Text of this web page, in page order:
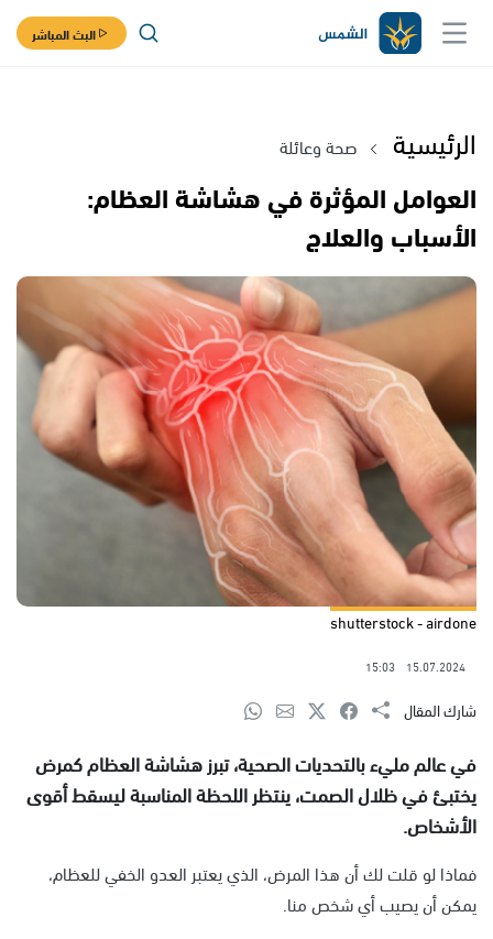
البث المباشر
الرئيسية صحة وعائلة
العوامل المؤثرة في هشاشة العظام:
الأسباب والعلاج
shutterstock - airdone
15.07.2024
15:03
شارك المقال
في عالم مليء بالتحديات الصحية، تبرز هشاشة العظام كمرض
يختبئ في ظلال الصمت، ينتظر اللحظة المناسبة ليسقط أقوى
الأشخاص.
فماذا لو قلت لك أن هذا المرض، الذي يعتبر العدو الخفي للعظام،
يمكن أن يصيب أي شخص منا.